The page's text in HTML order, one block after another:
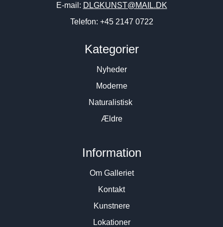
E-mail: DLGKUNST@MAIL.DK
Telefon: +45 2147 0722
Kategorier
Nyheder
Moderne
Naturalistisk
Ældre
Information
Om Galleriet
Kontakt
Kunstnere
Lokationer